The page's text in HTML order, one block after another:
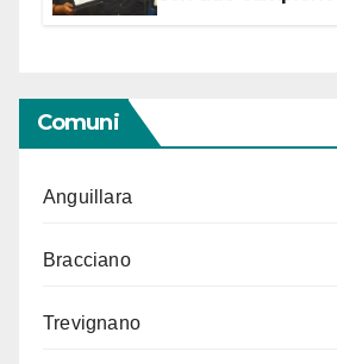
Comuni
Anguillara
Bracciano
Trevignano